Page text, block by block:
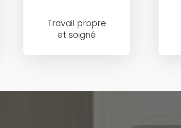
Travail propre
et soigné